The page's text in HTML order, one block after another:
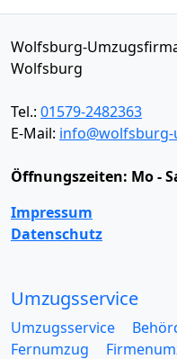
Wolfsburg-
Wolfsburg
Tel.: 01579-2482363
E-Mail:
Öffnungszeiten: Mo -
Impressum
Datenschutz
Umzugsservice
Umzugsservice
Fernumzug